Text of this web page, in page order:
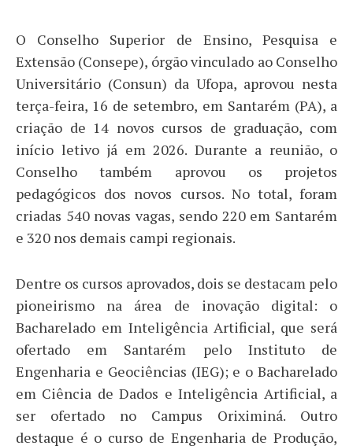
O Conselho Superior de Ensino, Pesquisa e
Extensão (Consepe), órgão vinculado ao Conselho
Universitário (Consun) da Ufopa, aprovou nesta
terça-feira, 16 de setembro, em Santarém (PA), a
criação de 14 novos cursos de graduação, com
início letivo já em 2026. Durante a reunião, o
Conselho também aprovou os projetos
pedagógicos dos novos cursos. No total, foram
criadas 540 novas vagas, sendo 220 em Santarém
e 320 nos demais campi regionais.
Dentre os cursos aprovados, dois se destacam pelo
pioneirismo na área de inovação digital: o
Bacharelado em Inteligência Artificial, que será
ofertado em Santarém pelo Instituto de
Engenharia e Geociências (IEG); e o Bacharelado
em Ciência de Dados e Inteligência Artificial, a
ser ofertado no Campus Oriximiná. Outro
destaque é o curso de Engenharia de Produção,